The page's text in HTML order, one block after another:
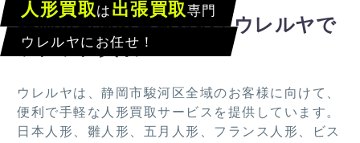
人形買取 は 出張買取 専門
ウレルヤにお任せ！
静岡市駿河区全域対応！ウレルヤで
ラクラク買取
ウレルヤは、静岡市駿河区全域のお客様に向けて、
便利で手軽な人形買取サービスを提供しています。
日本人形、雛人形、五月人形、フランス人形、ビス